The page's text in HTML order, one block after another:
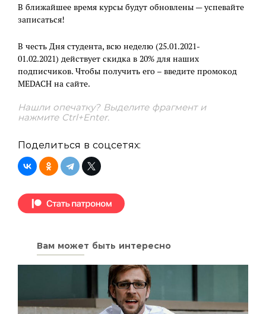
В ближайшее время курсы будут обновлены — успевайте
записаться!
В честь Дня студента, всю неделю (25.01.2021-
01.02.2021) действует скидка в 20% для наших
подписчиков. Чтобы получить его – введите промокод
MEDACH на сайте.
Нашли опечатку? Выделите фрагмент и
нажмите Ctrl+Enter.
Поделиться в соцсетях:
Вам может быть интересно